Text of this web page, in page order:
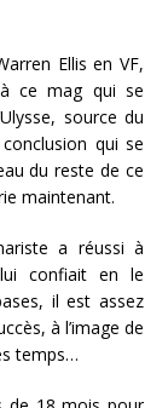
Ellis en VF,
ce mag qui se
source du
qui se
du reste de ce
maintenant.
a réussi à
lui confiait en le
il est assez
à l’image de
temps…